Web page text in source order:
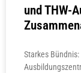
und THW-
Starkes